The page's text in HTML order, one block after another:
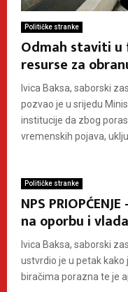
Političke stranke
Odmah staviti u
resurse za
Ivica Baksa, saborski
pozvao je u srijedu
institucije da zbog
vremenskih pojava,
Političke stranke
NPS
na oporbu i
Ivica Baksa, saborski
ustvrdio je u petak
biračima porazna te je